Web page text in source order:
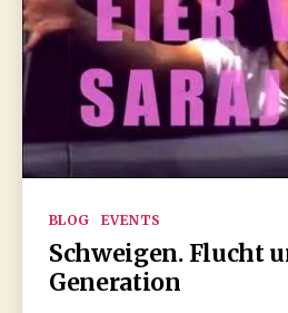
Kategorien
BLOG EVENTS
Schweigen. Flucht
Generation